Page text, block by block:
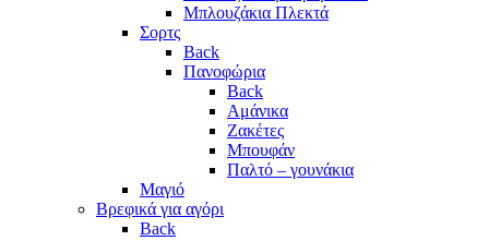
Μπλουζάκια Πλεκτά
Σορτς
Back
Πανοφώρια
Back
Αμάνικα
Ζακέτες
Μπουφάν
Παλτό – γουνάκια
Μαγιό
Βρεφικά για αγόρι
Back